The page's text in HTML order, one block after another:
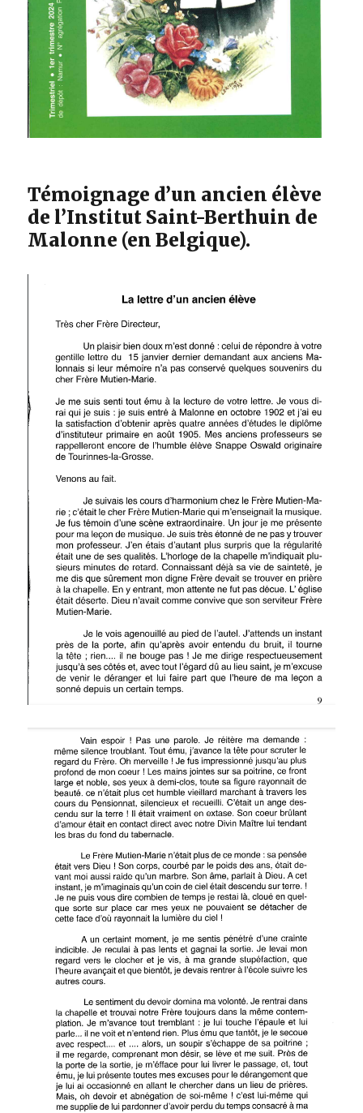
Témoignage d’un ancien élève
de l’Institut Saint-Berthuin de
Malonne (en Belgique).